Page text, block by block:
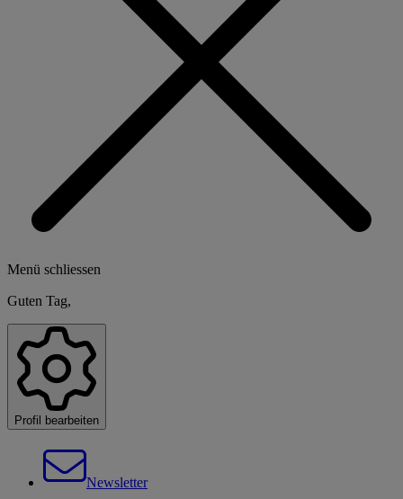
Menü schliessen
Guten Tag,
Profil bearbeiten
Newsletter